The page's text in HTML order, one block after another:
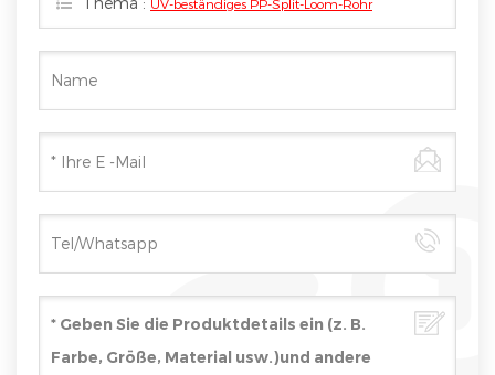
antworten
UV-beständiges PP-Split-Loom-Rohr